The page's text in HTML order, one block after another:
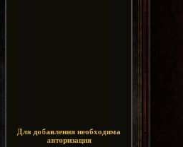
Для добавления необходима
авторизация